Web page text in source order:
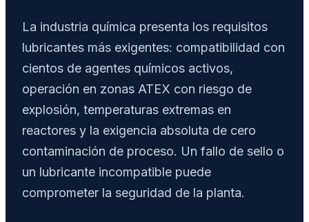
La industria química presenta los requisitos
lubricantes más exigentes: compatibilidad con
cientos de agentes químicos activos,
operación en zonas ATEX con riesgo de
explosión, temperaturas extremas en
reactores y la exigencia absoluta de cero
contaminación de proceso. Un fallo de sello o
un lubricante incompatible puede
comprometer la seguridad de la planta.